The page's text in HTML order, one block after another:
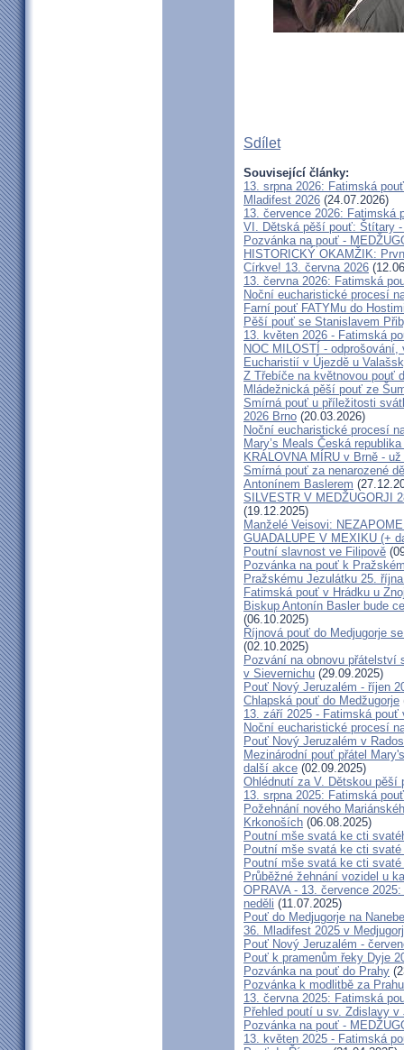
Sdílet
Související články:
13. srpna 2026: Fatimská
Mladifest 2026 (24.07.2026)
13. července 2026: Fatimská
VI. Dětská pěší pouť: Štítary
Pozvánka na pouť -
HISTORICKÝ OKAMŽIK:
Církve! 13. června 2026
13. června 2026: Fatimská
Noční eucharistické procesí
Farní pouť FATYMu do
Pěší pouť se Stanislavem
13. květen 2026 - Fatimská
NOC MILOSTÍ -
Eucharistií v Újezdě u
Z Třebíče na květnovou pouť
Mládežnická pěší pouť ze
Smírná pouť u příležitosti
2026 Brno (20.03.2026)
Noční eucharistické procesí
Mary’s Meals Česká
KRÁLOVNA MÍRU v Brně -
Smírná pouť za nenarozené
Antonínem Baslerem
SILVESTR V MEDŽUGORJI
(19.12.2025)
Manželé Veisovi:
GUADALUPE V MEXIKU (+
Poutní slavnost ve Filipově
Pozvánka na pouť k
Pražskému Jezulátku 25.
Fatimská pouť v Hrádku u
Biskup Antonín Basler bude
(06.10.2025)
Říjnová pouť do Medjugorje
(02.10.2025)
Pozvání na obnovu přátelství
v Sievernichu (29.09.2025)
Pouť Nový Jeruzalém - říjen
Chlapská pouť do Medžugorje
13. září 2025 - Fatimská pouť
Noční eucharistické procesí
Pouť Nový Jeruzalém v
Mezinárodní pouť přátel
další akce (02.09.2025)
Ohlédnutí za V. Dětskou pěší
13. srpna 2025: Fatimská
Požehnání nového
Krkonoších (06.08.2025)
Poutní mše svatá ke cti
Poutní mše svatá ke cti
Poutní mše svatá ke cti
Průběžné žehnání vozidel u
OPRAVA - 13. července
neděli (11.07.2025)
Pouť do Medjugorje na
36. Mladifest 2025 v
Pouť Nový Jeruzalém -
Pouť k pramenům řeky Dyje
Pozvánka na pouť do Prahy
Pozvánka k modlitbě za
13. června 2025: Fatimská
Přehled poutí u sv. Zdislavy
Pozvánka na pouť -
13. květen 2025 - Fatimská